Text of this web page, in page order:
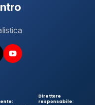
Direttore
responsabile: